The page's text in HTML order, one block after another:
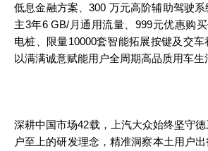
低息金融方案、300 万元高阶辅助驾驶
主3年6 GB/月通用流量、999元优惠购
电桩、限量10000套智能拓展按键及交车
以满满诚意赋能用户全周期高品质用车生
深耕中国市场42载，上汽大众始终坚守
户至上的研发理念，精准洞察本土用户